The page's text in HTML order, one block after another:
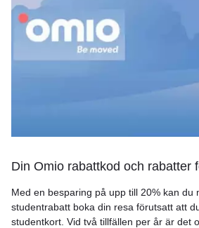
Din Omio rabattkod och rabatter
Med en besparing på upp till 20% kan du
studentrabatt boka din resa förutsatt att
studentkort. Vid två tillfällen per år är det